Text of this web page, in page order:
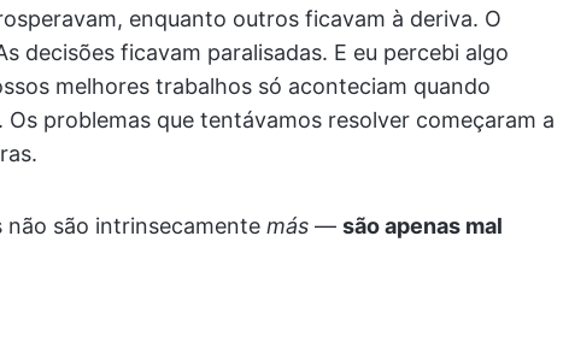
enquanto outros ficavam à deriva. O
decisões ficavam paralisadas. E eu percebi algo
melhores trabalhos só aconteciam quando
Os problemas que tentávamos resolver começaram a
não são intrinsecamente más — são apenas mal